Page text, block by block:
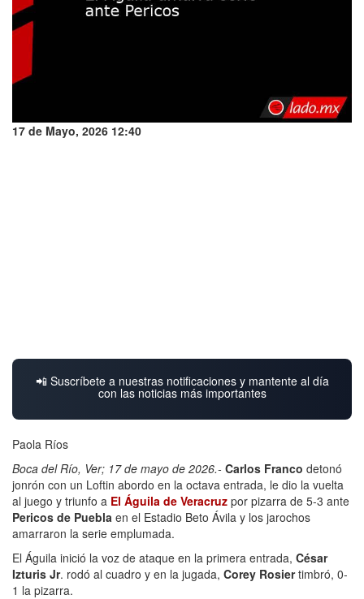
17 de Mayo, 2026 12:40
📲 Suscríbete a nuestras notificaciones y mantente al día
con las noticias más importantes
Paola Ríos
Boca del Río, Ver; 17 de mayo de 2026.- Carlos Franco detonó
jonrón con un Loftin abordo en la octava entrada, le dio la vuelta
al juego y triunfo a El Águila de Veracruz por pizarra de 5-3 ante
Pericos de Puebla en el Estadio Beto Ávila y los jarochos
amarraron la serie emplumada.
El Águila inició la voz de ataque en la primera entrada, César
Izturis Jr. rodó al cuadro y en la jugada, Corey Rosiertimbró, 0-
1 la pizarra.